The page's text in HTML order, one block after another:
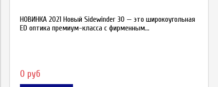
НОВИНКА 2021 Новый Sidewinder 30 — это широкоугольная
ED оптика премиум-класса с фирменным...
0 руб